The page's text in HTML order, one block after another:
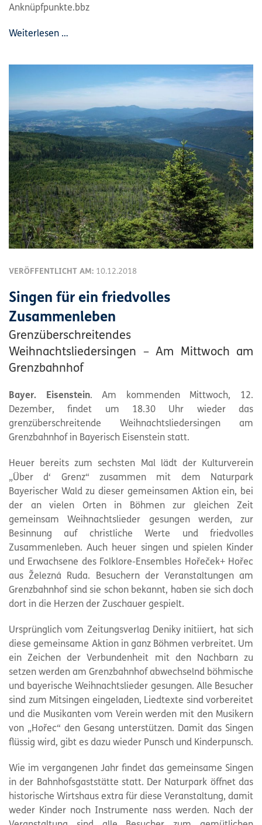
Anknüpfpunkte.bbz
Weiterlesen …
VERÖFFENTLICHT AM: 10.12.2018
Singen für ein friedvolles
Zusammenleben
Grenzüberschreitendes
Weihnachtsliedersingen – Am Mittwoch am
Grenzbahnhof
Bayer. Eisenstein. Am kommenden Mittwoch, 12.
Dezember, findet um 18.30 Uhr wieder das
grenzüberschreitende Weihnachtsliedersingen am
Grenzbahnhof in Bayerisch Eisenstein statt.
Heuer bereits zum sechsten Mal lädt der Kulturverein
„Über d‘ Grenz“ zusammen mit dem Naturpark
Bayerischer Wald zu dieser gemeinsamen Aktion ein, bei
der an vielen Orten in Böhmen zur gleichen Zeit
gemeinsam Weihnachtslieder gesungen werden, zur
Besinnung auf christliche Werte und friedvolles
Zusammenleben. Auch heuer singen und spielen Kinder
und Erwachsene des Folklore-Ensembles Hořeček+ Hořec
aus Železná Ruda. Besuchern der Veranstaltungen am
Grenzbahnhof sind sie schon bekannt, haben sie sich doch
dort in die Herzen der Zuschauer gespielt.
Ursprünglich vom Zeitungsverlag Deniky initiiert, hat sich
diese gemeinsame Aktion in ganz Böhmen verbreitet. Um
ein Zeichen der Verbundenheit mit den Nachbarn zu
setzen werden am Grenzbahnhof abwechselnd böhmische
und bayerische Weihnachtslieder gesungen. Alle Besucher
sind zum Mitsingen eingeladen, Liedtexte sind vorbereitet
und die Musikanten vom Verein werden mit den Musikern
von „Hořec“ den Gesang unterstützen. Damit das Singen
flüssig wird, gibt es dazu wieder Punsch und Kinderpunsch.
Wie im vergangenen Jahr findet das gemeinsame Singen
in der Bahnhofsgaststätte statt. Der Naturpark öffnet das
historische Wirtshaus extra für diese Veranstaltung, damit
weder Kinder noch Instrumente nass werden. Nach der